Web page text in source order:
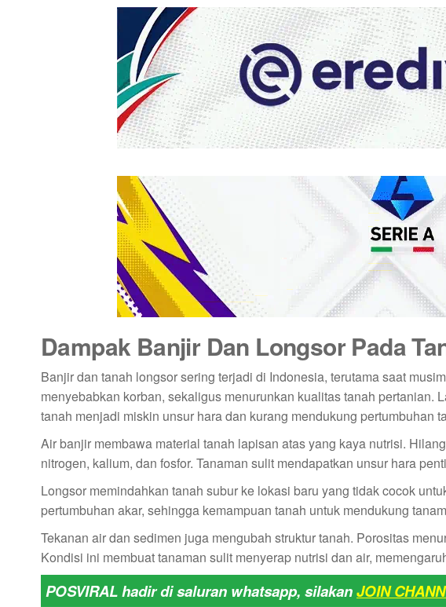
Dampak Banjir Dan Longsor Pada
Banjir dan tanah longsor sering terjadi di Indonesia, terutama saat
menyebabkan korban, sekaligus menurunkan kualitas tanah pertanian.
tanah menjadi miskin unsur hara dan kurang mendukung pertumbuhan
Air banjir membawa material tanah lapisan atas yang kaya nutrisi.
nitrogen, kalium, dan fosfor. Tanaman sulit mendapatkan unsur hara
Longsor memindahkan tanah subur ke lokasi baru yang tidak cocok
pertumbuhan akar, sehingga kemampuan tanah untuk mendukung
Tekanan air dan sedimen juga mengubah struktur tanah. Porositas
Kondisi ini membuat tanaman sulit menyerap nutrisi dan air,
POSVIRAL hadir di saluran whatsapp, silakanJOIN